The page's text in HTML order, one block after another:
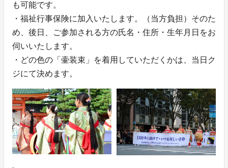
も可能です。
・福祉行事保険に加入いたします。（当方負担）そのた
め、後日、ご参加される方の氏名・住所・生年月日をお
伺いいたします。
・どの色の「壷装束」を着用していただくかは、当日ク
ジにて決めます。